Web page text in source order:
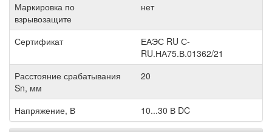
Маркировка по
взрывозащите
нет
Сертификат
ЕАЭС RU С-
RU.НА75.В.01362/21
Расстояние срабатывания
Sn, мм
20
Напряжение, В 10...30 В DC